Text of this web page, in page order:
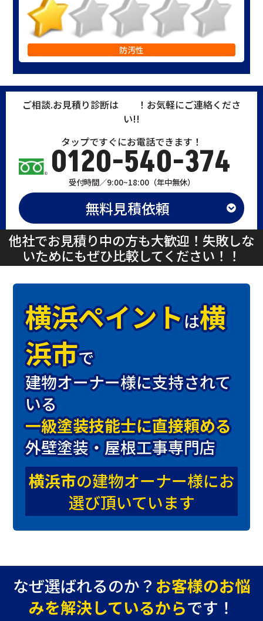
防汚性
ご相談.お見積り診断は
！お気軽にご連絡くださ
い!!
タップですぐにお電話できます！
0120-540-374
受付時間／9:00~18:00（年中無休）
無料見積依頼
他社でお見積り中の方も大歓迎！失敗しな
いためにもぜひ比較してください！！
横浜ペイントは横
浜市で
建物オーナー様に支持されて
いる
一級塗装技能士に直接頼める
外壁塗装・屋根工事専門店
横浜市の建物オーナー様にお
選び頂いています
なぜ選ばれるのか？ お客様のお悩
みを解決しているからです！